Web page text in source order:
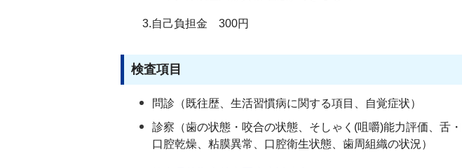
3.自己負担金 300円
検査項目
問診（既往歴、生活習慣病に関する項目、自覚症状）
診察（歯の状態・咬合の状態、そしゃく(咀嚼)能力評価、舌
口腔乾燥、粘膜異常、口腔衛生状態、歯周組織の状況）